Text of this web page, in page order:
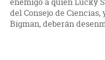
del Consejo de
Bigman, deberán